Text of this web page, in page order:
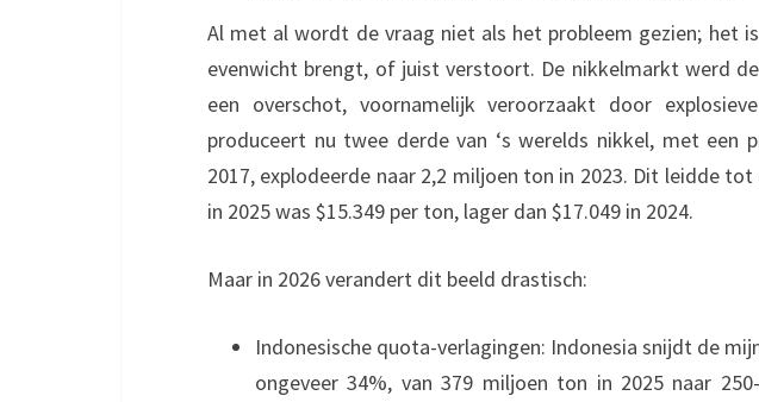
Al met al wordt de vraag niet als het probleem gezien; het
evenwicht brengt, of juist verstoort. De nikkelmarkt werd
een overschot, voornamelijk veroorzaakt door
produceert nu twee derde van ‘s werelds nikkel, met een
2017, explodeerde naar 2,2 miljoen ton in 2023. Dit leidde
in 2025 was $15.349 per ton, lager dan $17.049 in 2024.
Maar in 2026 verandert dit beeld drastisch:
Indonesische quota-verlagingen: Indonesia snijdt de
ongeveer 34%, van 379 miljoen ton in 2025 naar